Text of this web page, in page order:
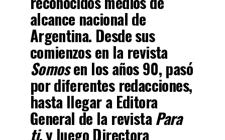
alcance nacional de
Argentina. Desde sus
comienzos en la revista
Somosen los años 90, pasó
por diferentes redacciones,
hasta llegar a Editora
General de la revista Para
ti, y luego Directora